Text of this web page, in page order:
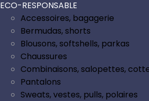
ECO-RESPONSABLE
Accessoires, bagagerie
Bermudas, shorts
Blousons, softshells, parkas
Chaussures
Combinaisons, salopettes,
Pantalons
Sweats, vestes, pulls, polaires